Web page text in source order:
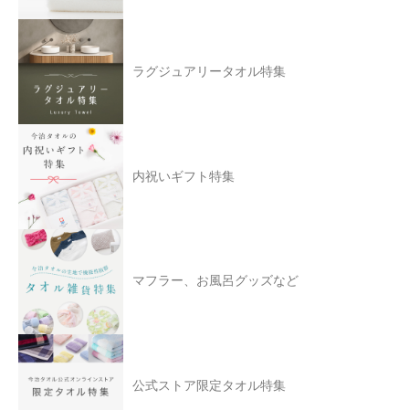
ラグジュアリータオル特集
内祝いギフト特集
マフラー、お風呂グッズなど
公式ストア限定タオル特集